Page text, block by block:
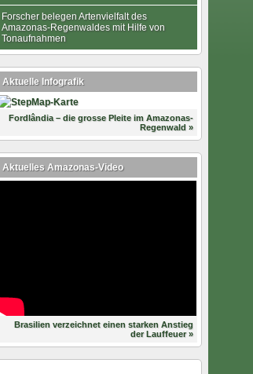
Forscher belegen Artenvielfalt des
Amazonas-Regenwaldes mit Hilfe von
Tonaufnahmen
Aktuelle Infografik
Fordlândia – die grosse Pleite im Amazonas-
Regenwald »
Aktuelles Amazonas-Video
Brasilien verzeichnet einen starken Anstieg
der Lauffeuer »